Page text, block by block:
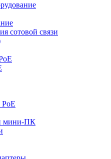
сотовой связи
мини-ПК